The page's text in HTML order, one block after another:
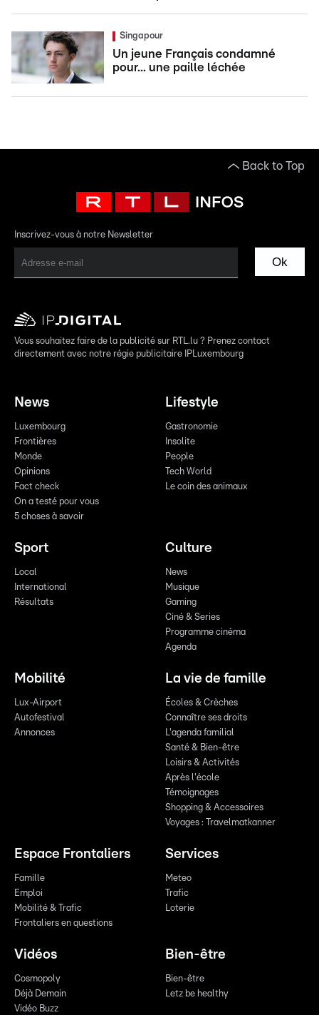
Singapour
Un jeune Français condamné
pour... une paille léchée
Back to Top
Inscrivez-vous à notre Newsletter
Ok
Vous souhaitez faire de la publicité sur RTL.lu ? Prenez contact
directement avec notre régie publicitaire IPLuxembourg
News
Luxembourg
Frontières
Monde
Opinions
Fact check
On a testé pour vous
5 choses à savoir
Lifestyle
Gastronomie
Insolite
People
Tech World
Le coin des animaux
Sport
Local
International
Résultats
Culture
News
Musique
Gaming
Ciné & Series
Programme cinéma
Agenda
Mobilité
Lux-Airport
Autofestival
Annonces
La vie de famille
Écoles & Crèches
Connaître ses droits
L'agenda familial
Santé & Bien-être
Loisirs & Activités
Après l'école
Témoignages
Shopping & Accessoires
Voyages : Travelmatkanner
Espace Frontaliers
Famille
Emploi
Mobilité & Trafic
Frontaliers en questions
Services
Meteo
Trafic
Loterie
Vidéos
Cosmopoly
Déjà Demain
Vidéo Buzz
Bien-être
Bien-être
Letz be healthy